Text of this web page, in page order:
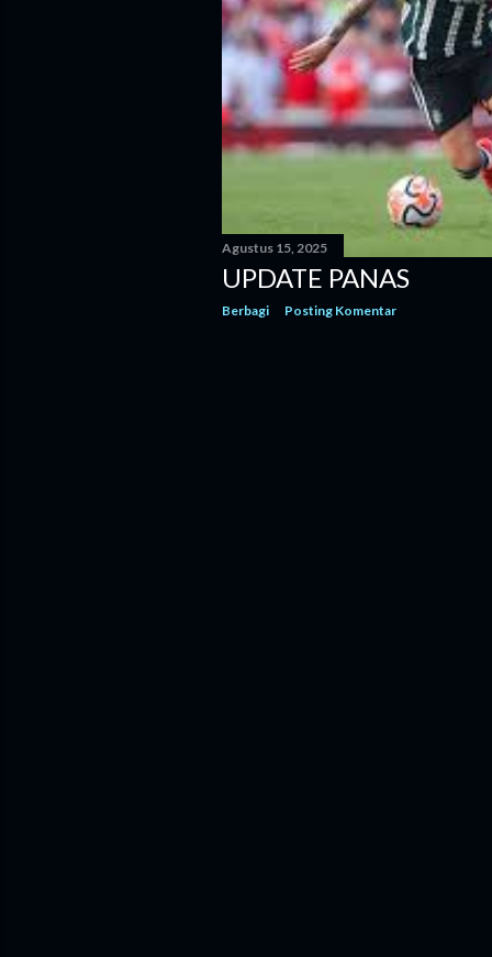
g
a
n
Agustus 15, 2025
UPDATE PANAS
Berbagi Posting Komentar